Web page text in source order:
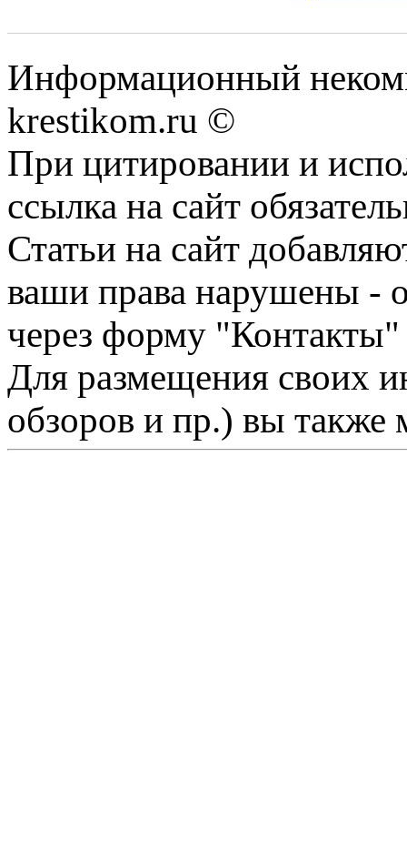
Информационный
krestikom.ru ©
При цитировании и
ссылка на сайт
Статьи на сайт
ваши права нарушены -
через форму "Контакты"
Для размещения своих
обзоров и пр.) вы также